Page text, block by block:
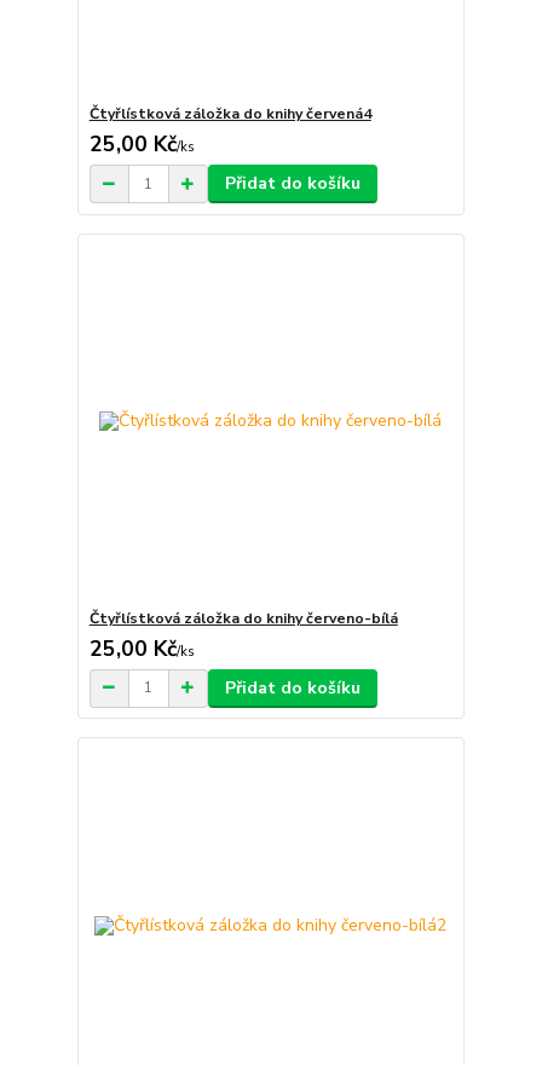
Čtyřlístková záložka do knihy červená4
25,00 Kč/ks
Přidat do košíku
Čtyřlístková záložka do knihy červeno-bílá
25,00 Kč/ks
Přidat do košíku